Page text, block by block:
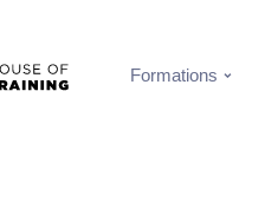
Formations